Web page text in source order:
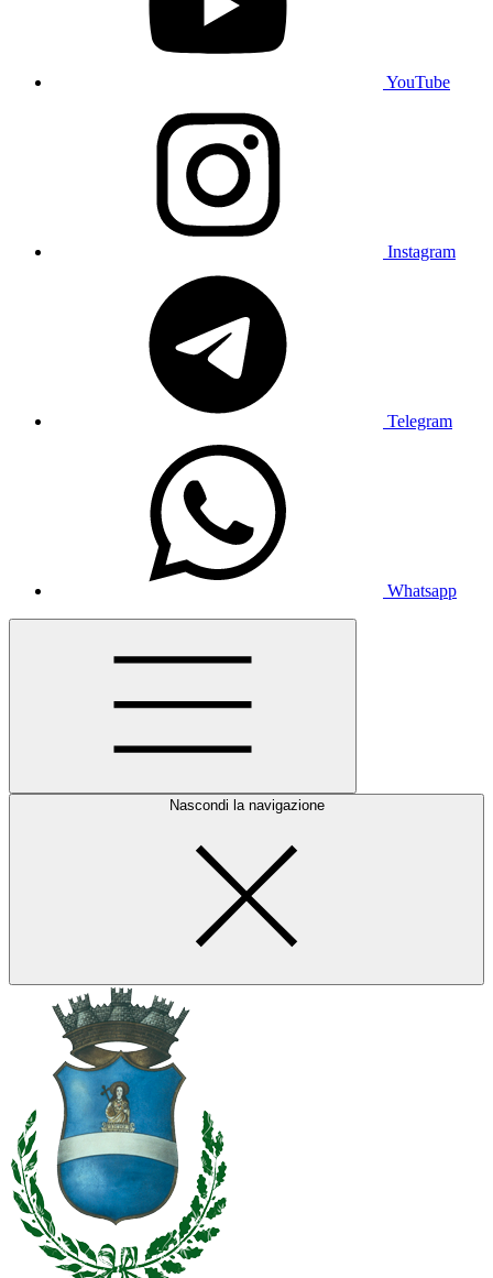
YouTube
Instagram
Telegram
Whatsapp
Nascondi la navigazione